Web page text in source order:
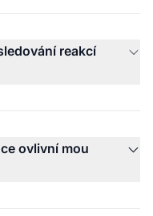
reakcí
ovlivní mou